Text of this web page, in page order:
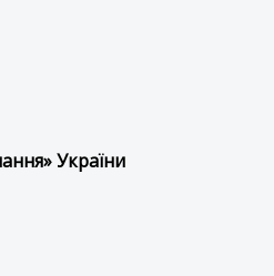
України